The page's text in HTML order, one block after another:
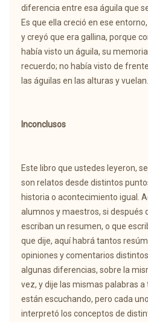
diferencia entre esa águila que
Es que ella creció en ese
y creyó que era gallina, porque
había visto un águila, su
recuerdo; no había visto de
las águilas en las alturas y
Inconclusos
Este libro que ustedes leyeron,
son relatos desde distintos
historia o acontecimiento igual.
alumnos y maestros, si después
escriban un resumen, o que
que dije, aquí habrá tantos
opiniones y comentarios
algunas diferencias, sobre la
vez, y dije las mismas palabras
están escuchando, pero cada
interpretó los conceptos de